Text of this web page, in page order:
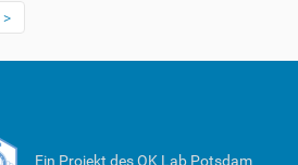
Ein Projekt des OK Lab Potsdam